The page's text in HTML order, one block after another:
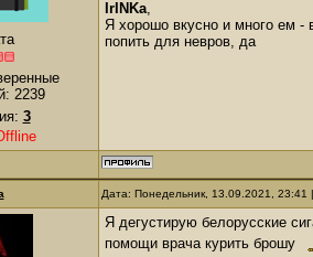
2239
3
IrINKa,
Я хорошо вкусно и много ем -
попить для невров, да
Дата: Понедельник, 13.09.2021,
Я дегустирую белорусские
помощи врача курить брошу